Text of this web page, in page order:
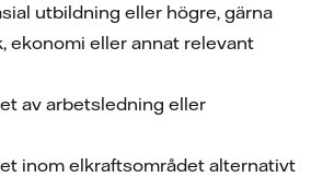
utbildning eller högre, gärna
ekonomi eller annat relevant
av arbetsledning eller
inom elkraftsområdet alternativt